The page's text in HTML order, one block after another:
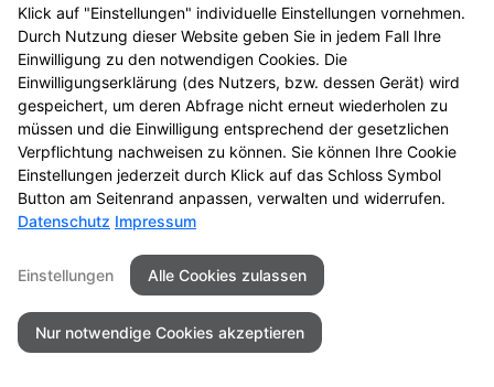
Seitenübersicht Kontakt
Impressum
Datenschutz
Barrierefreiheit
© 2026 Gartenstadt-Apotheke
Klick auf "Einstellungen" individuelle Einstellungen vornehmen.
Durch Nutzung dieser Website geben Sie in jedem Fall Ihre
Einwilligung zu den notwendigen Cookies. Die
Einwilligungserklärung (des Nutzers, bzw. dessen Gerät) wird
gespeichert, um deren Abfrage nicht erneut wiederholen zu
müssen und die Einwilligung entsprechend der gesetzlichen
Verpflichtung nachweisen zu können. Sie können Ihre Cookie
Einstellungen jederzeit durch Klick auf das Schloss Symbol
Button am Seitenrand anpassen, verwalten und widerrufen.
Datenschutz Impressum
Einstellungen Alle Cookies zulassen
Nur notwendige Cookies akzeptieren